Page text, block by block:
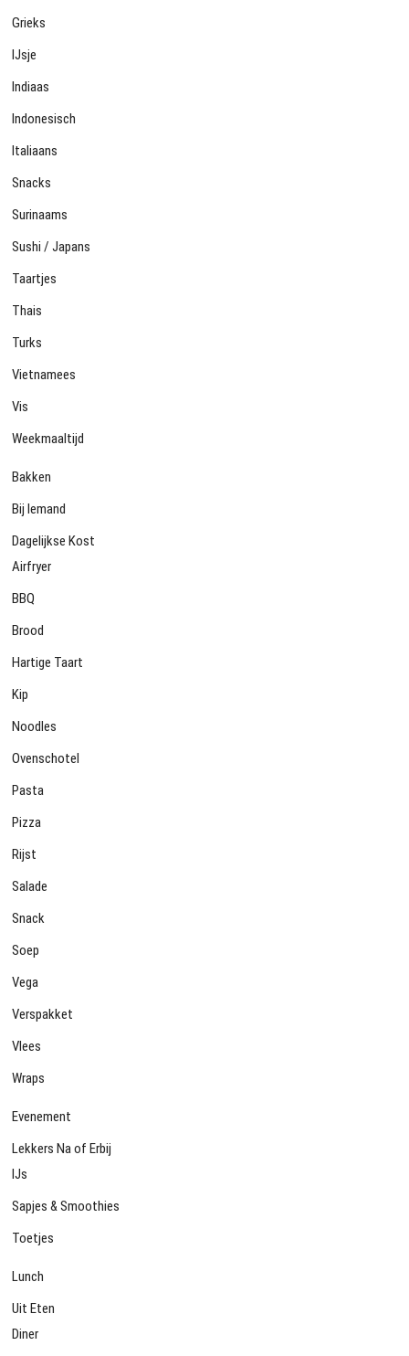
Grieks
IJsje
Indiaas
Indonesisch
Italiaans
Snacks
Surinaams
Sushi / Japans
Taartjes
Thais
Turks
Vietnamees
Vis
Weekmaaltijd
Bakken
Bij Iemand
Dagelijkse Kost
Airfryer
BBQ
Brood
Hartige Taart
Kip
Noodles
Ovenschotel
Pasta
Pizza
Rijst
Salade
Snack
Soep
Vega
Verspakket
Vlees
Wraps
Evenement
Lekkers Na of Erbij
IJs
Sapjes & Smoothies
Toetjes
Lunch
Uit Eten
Diner